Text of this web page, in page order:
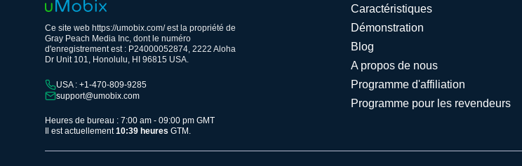
Ce site web https://umobix.com/ est la propriété de
Gray Peach Media Inc, dont le numéro
d'enregistrement est : P24000052874, 2222 Aloha
Dr Unit 101, Honolulu, HI 96815 USA.
USA : +1-470-809-9285
support@umobix.com
Heures de bureau : 7:00 am - 09:00 pm GMT
Il est actuellement10:39 heures GTM.
Caractéristiques
Démonstration
Blog
A propos de nous
Programme d'affiliation
Programme pour les revendeurs